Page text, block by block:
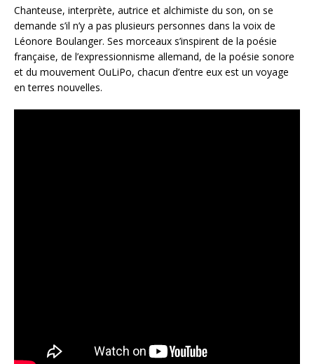
Chanteuse, interprète, autrice et alchimiste du son, on se
demande s’il n’y a pas plusieurs personnes dans la voix de
Léonore Boulanger. Ses morceaux s’inspirent de la poésie
française, de l’expressionnisme allemand, de la poésie sonore
et du mouvement OuLiPo, chacun d’entre eux est un voyage
en terres nouvelles.